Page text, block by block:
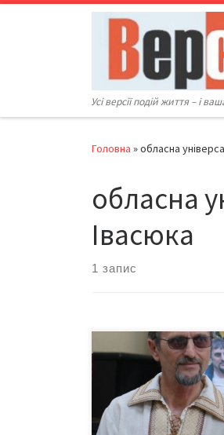
Перейти до вмісту
Усі версії подій життя – і
Головна »обласна
обласна
Івасюка
1 запис
Творча зустріч з
скульптором,
Анатолієм Житарюком з
ювілею відбулася 29
обласній універсальній
бібліотеці ім. М. Івасюка.